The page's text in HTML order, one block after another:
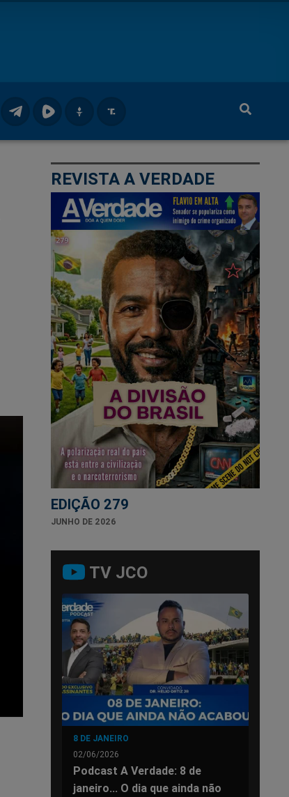
REVISTA A VERDADE
EDIÇÃO 279
JUNHO DE 2026
TV JCO
8 DE JANEIRO
02/06/2026
Podcast A Verdade: 8 de
janeiro... O dia que ainda não